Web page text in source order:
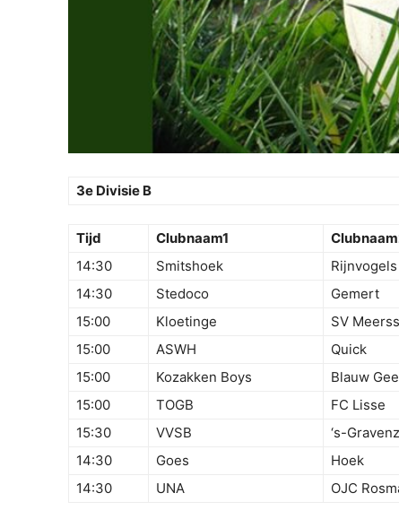
3e Divisie B
Tijd Clubnaam1
14:30
Smitshoek Rijnvogels
14:30
Stedoco Gemert
15:00
Kloetinge SV
15:00
ASWH Quick
15:00
Kozakken Boys Blauw
15:00
TOGB FC Lisse
15:30
VVSB ‘s-
14:30
Goes Hoek
14:30
UNA OJC